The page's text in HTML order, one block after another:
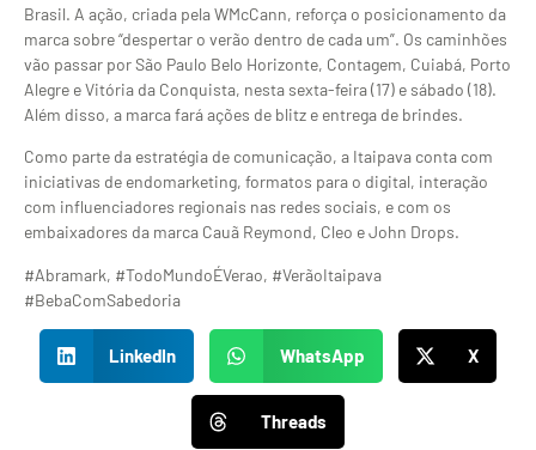
Brasil. A ação, criada pela WMcCann, reforça o posicionamento da
marca sobre “despertar o verão dentro de cada um”. Os caminhões
vão passar por São Paulo Belo Horizonte, Contagem, Cuiabá, Porto
Alegre e Vitória da Conquista, nesta sexta-feira (17) e sábado (18).
Além disso, a marca fará ações de blitz e entrega de brindes.
Como parte da estratégia de comunicação, a Itaipava conta com
iniciativas de endomarketing, formatos para o digital, interação
com influenciadores regionais nas redes sociais, e com os
embaixadores da marca Cauã Reymond, Cleo e John Drops.
#Abramark, #TodoMundoÉVerao, #VerãoItaipava
#BebaComSabedoria
LinkedIn WhatsApp X
Threads